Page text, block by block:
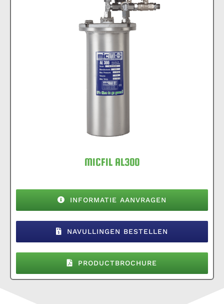
MICFIL AL300
MICFIL AL300
INFORMATIE AANVRAGEN
NAVULLINGEN BESTELLEN
PRODUCTBROCHURE